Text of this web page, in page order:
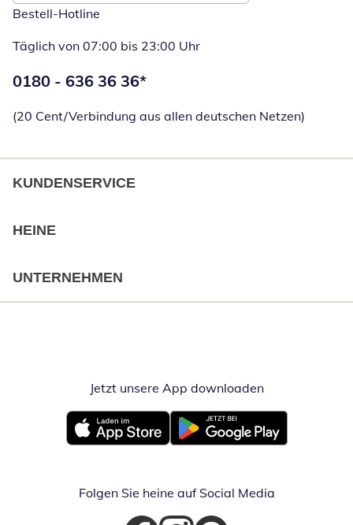
Bestell-Hotline
Täglich von 07:00 bis 23:00 Uhr
Telefonnummer:
0180 - 636 36 36*
(20 Cent/Verbindung aus allen deutschen Netzen)
KUNDENSERVICE
HEINE
UNTERNEHMEN
Jetzt unsere App downloadenÖffnet in
Öffnet in neuem FensterÖffnet in neuem Fenster
Folgen Sie heine auf Social Media